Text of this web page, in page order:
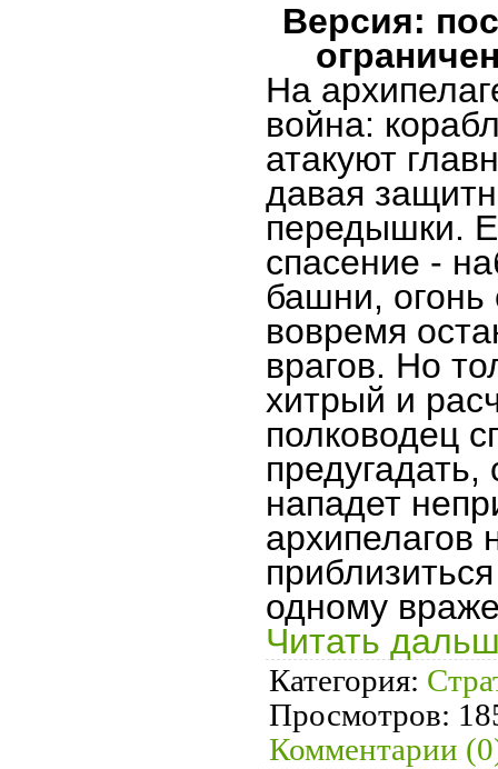
Версия:
На
война:
атакуют
давая
передышки.
спасение -
башни, огонь
вовремя
врагов. Но
хитрый и
полководец
нападет
архипелагов
одному
Читать
Категория:
Просмотров:
Комментарии